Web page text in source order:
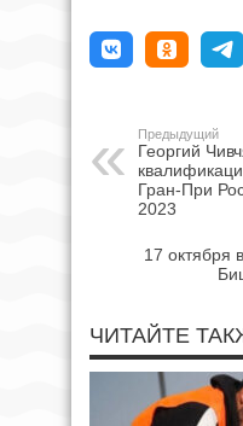
Предыдущий
Георгий
Гран-При
2023
17 октября
ЧИТАЙТЕ